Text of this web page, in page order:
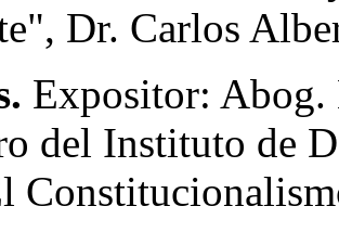
Dr. Carlos
Expositor: Abog.
del Instituto de